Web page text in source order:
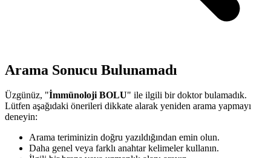
Arama Sonucu Bulunamadı
Üzgünüz, "İmmünoloji BOLU" ile ilgili bir doktor bulamadık.
Lütfen aşağıdaki önerileri dikkate alarak yeniden arama yapmayı
deneyin:
Arama teriminizin doğru yazıldığından emin olun.
Daha genel veya farklı anahtar kelimeler kullanın.